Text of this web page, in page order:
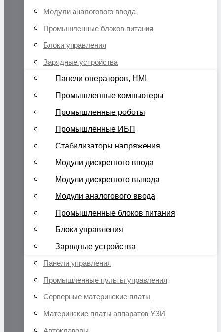
Модули аналогового ввода
Промышленные блоков питания
Блоки управления
Зарядные устройства
Панели операторов, HMI
Промышленные компьютеры
Промышленные роботы
Промышленные ИБП
Стабилизаторы напряжения
Модули дискретного ввода
Модули дискретного вывода
Модули аналогового ввода
Промышленные блоков питания
Блоки управления
Зарядные устройства
Панели управления
Промышленные пульты управления
Серверные материнские платы
Материнские платы аппаратов УЗИ